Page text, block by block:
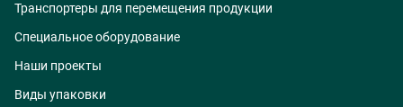
Транспортеры для перемещения продукции
Специальное оборудование
Наши проекты
Виды упаковки